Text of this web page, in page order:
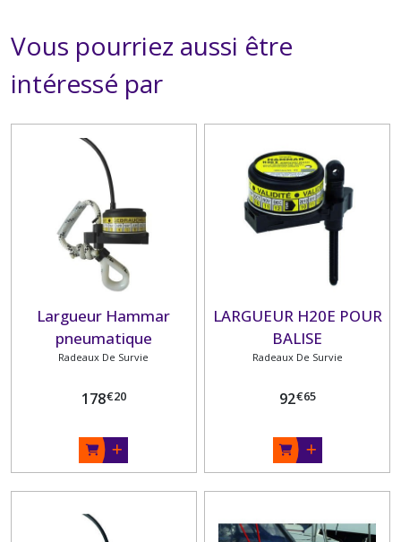
Vous pourriez aussi être
intéressé par
Largueur Hammar
pneumatique
Radeaux De Survie
178€20
LARGUEUR H20E POUR
BALISE
Radeaux De Survie
92€65